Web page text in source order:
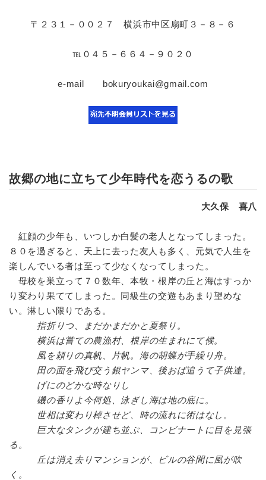
〒２３１－００２７ 横浜市中区扇町３－８－６
℡０４５－６６４－９０２０
e-mail bokuryoukai@gmail.com
故郷の地に立ちて少年時代を恋うるの歌
大久保 喜八
紅顔の少年も、いつしか白髪の老人となってしまった。
８０を過ぎると、天上に去った友人も多く、元気で人生を
楽しんでいる者は至って少なくなってしまった。
母校を巣立って７０数年、本牧・根岸の丘と海はすっか
り変わり果ててしまった。同級生の交遊もあまり望めな
い。淋しい限りである。
指折りつ、まだかまだかと夏祭り。
横浜は嘗ての農漁村、根岸の生まれにて候。
風を頼りの真帆、片帆。海の胡蝶が手繰り舟。
田の面を飛び交う銀ヤンマ、後おば追うて子供達。
げにのどかな時なりし
磯の香りよ今何処、泳ぎし海は地の底に。
世相は変わり棹させど、時の流れに術はなし。
巨大なタンクが建ち並ぶ、コンビナートに目を見張
る。
丘は消え去りマンションが、ビルの谷間に風が吹
く。